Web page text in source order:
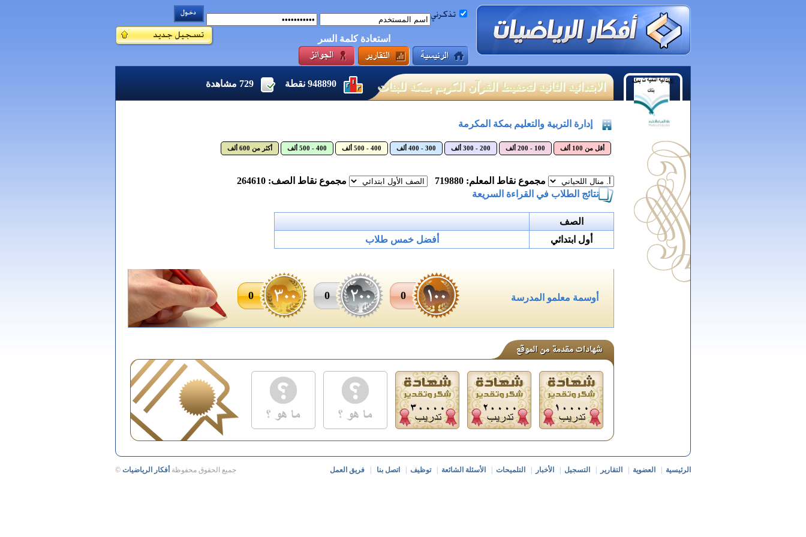
استعادة كلمة السر
الابتدائية الثانية لتحفيظ القرآن الكريم بمكة للبنات 948890 نقطة 729 مشاهدة
إدارة التربية والتعليم بمكة المكرمة
أقل من 100 ألف 100 - 200 ألف 200 - 300 ألف 300 - 400 ألف 400 - 500 ألف 400 - 500 ألف أكثر من 600 ألف
مجموع نقاط المعلم: 719880
مجموع نقاط الصف: 264610
نتائج الطلاب في القراءة السريعة
الصف
أول ابتدائي
أفضل خمس طلاب
أوسمة معلمو المدرسة 0
0
0
الرئيسية العضوية التقارير التسجيل الأخبار التلميحات الأسئلة الشائعة |توظيف اتصل بنا فريق العمل جميع الحقوق محفوظة أفكار الرياضيات ©